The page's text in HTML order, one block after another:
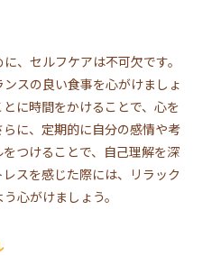
、セルフケアは不可欠です。
スの良い食事を心がけましょ
に時間をかけることで、心を
に、定期的に自分の感情や考
つけることで、自己理解を深
スを感じた際には、リラック
心がけましょう。